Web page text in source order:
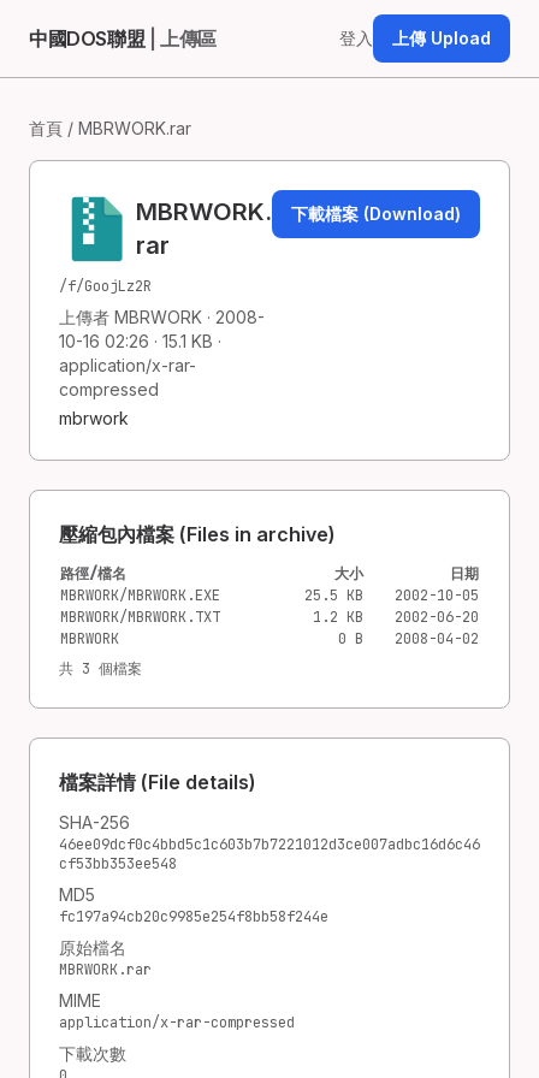
中國DOS聯盟 | 上傳區 登入 上傳 Upload
首頁 / MBRWORK.rar
MBRWORK.
rar
/f/GoojLz2R
上傳者 MBRWORK · 2008-
10-16 02:26 · 15.1 KB ·
application/x-rar-
compressed
mbrwork
下載檔案 (Download)
壓縮包內檔案 (Files in archive)
路徑/檔名 大小
日期
MBRWORK/MBRWORK.EXE
25.5 KB
2002-10-05
MBRWORK/MBRWORK.TXT
1.2 KB
2002-06-20
MBRWORK
0 B
2008-04-02
共 3 個檔案
檔案詳情 (File details)
SHA-256
46ee09dcf0c4bbd5c1c603b7b7221012d3ce007adbc16d6c46
cf53bb353ee548
MD5
fc197a94cb20c9985e254f8bb58f244e
原始檔名
MBRWORK.rar
MIME
application/x-rar-compressed
下載次數